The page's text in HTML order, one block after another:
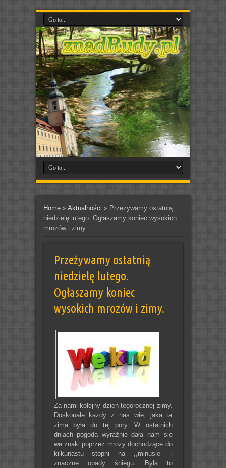
Home» Aktualności » Przeżywamy ostatnią
niedzielę lutego. Ogłaszamy koniec wysokich
mrozów i zimy.
Przeżywamy ostatnią
niedzielę lutego.
Ogłaszamy koniec
wysokich mrozów i zimy.
Za nami kolejny dzień tegorocznej zimy.
Doskonale każdy z nas wie, jaka ta
zima była do tej pory. W ostatnich
dniach pogoda wyraźnie dała nam się
we znaki poprzez mrozy dochodzące do
kilkunastu stopni na ,,minusie” i
znaczne opady śniegu. Była to